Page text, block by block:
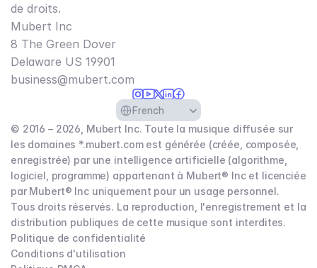
de droits.
Mubert Inc
8 The Green Dover
Delaware US 19901​
business@mubert.com
Select Language
French
© 2016 – 2026, Mubert Inc. Toute la musique diffusée sur
les domaines *.mubert.com est générée (créée, composée,
enregistrée) par une intelligence artificielle (algorithme,
logiciel, programme) appartenant à Mubert® Inc et licenciée
par Mubert® Inc uniquement pour un usage personnel.
Tous droits réservés. La reproduction, l'enregistrement et la
distribution publiques de cette musique sont interdites.
Politique de confidentialité
Conditions d'utilisation